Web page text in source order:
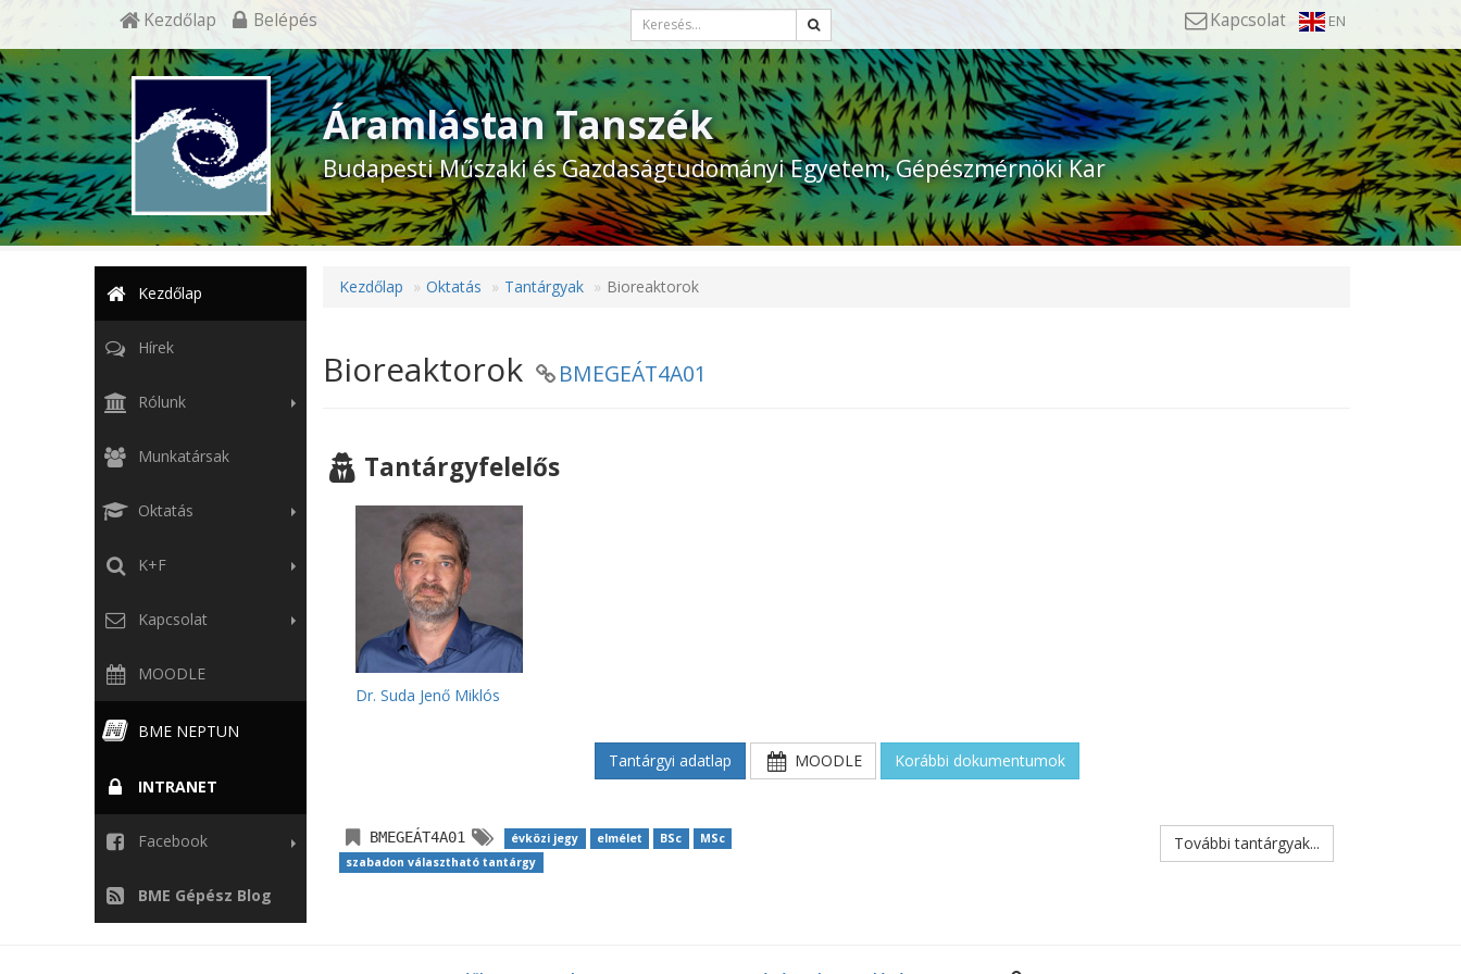
Kezdőlap Belépés Kapcsolat EN
Áramlástan Tanszék
Budapesti Műszaki és Gazdaságtudományi Egyetem, Gépészmérnöki Kar
Kezdőlap
Hírek
Rólunk
Munkatársak
Oktatás
K+F
Kapcsolat
MOODLE
BME NEPTUN
INTRANET
Facebook
BME Gépész Blog
Kezdőlap Oktatás Tantárgyak Bioreaktorok
Bioreaktorok BMEGEÁT4A01
Tantárgyfelelős
Dr. Suda Jenő Miklós
Tantárgyi adatlap MOODLE Korábbi dokumentumok
BMEGEÁT4A01 évközi jegy elmélet BSc
MSc
szabadon választható tantárgy
További tantárgyak...